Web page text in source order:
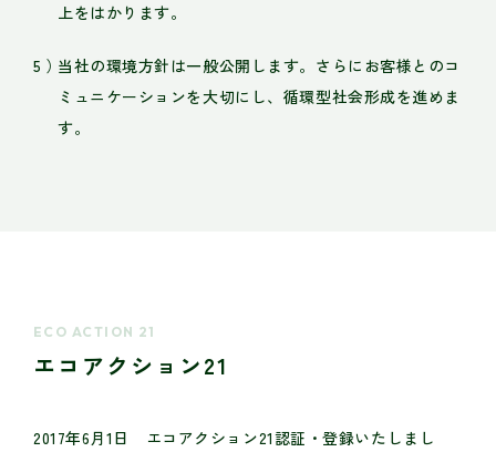
上をはかります。
当社の環境方針は一般公開します。さらにお客様とのコ
ミュニケーションを大切にし、循環型社会形成を進めま
す。
ECO ACTION 21
エコアクション21
2017年6月1日 エコアクション21認証・登録いたしまし